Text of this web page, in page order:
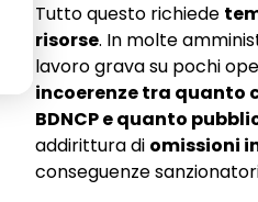
Tutto questo richiede
risorse. In molte
lavoro grava su pochi
incoerenze tra quanto
BDNCP e quanto
addirittura di omissioni
conseguenze